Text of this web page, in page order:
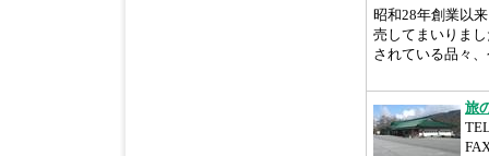
昭和28年創業以
売してまいりま
されている品々
旅